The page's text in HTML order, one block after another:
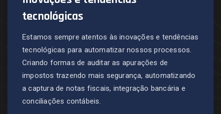
tecnológicas
Estamos sempre atentos às inovações e tendências
tecnológicas para automatizar nossos processos.
Criando formas de auditar as apurações de
impostos trazendo mais segurança, automatizando
a captura de notas fiscais, integração bancária e
conciliações contábeis.